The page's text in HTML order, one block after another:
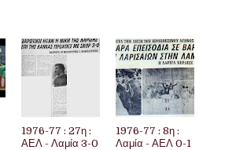
1976-77 : 27η :
ΑΕΛ - Λαμία 3-0
1976-77 : 8η :
Λαμία - ΑΕΛ 0-1